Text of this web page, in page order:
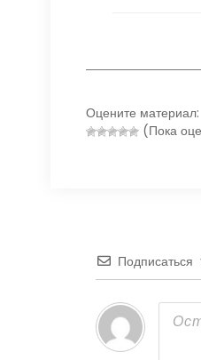
Оцените материал:
(Пока
Подписаться